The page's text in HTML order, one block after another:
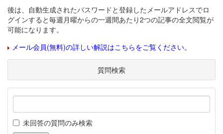
後は、自動生成されたパスワードと登録したメールアドレスでロ
グインすると毎週月曜からの一週間あたり2つの記事の全文閲覧が
可能になります。
メール会員(無料)の詳しい解説はこちらをご覧ください。
質問検索
未回答の質問のみ検索